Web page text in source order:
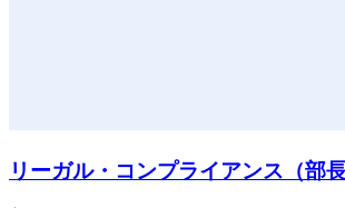
リーガル・コンプライアンス（部